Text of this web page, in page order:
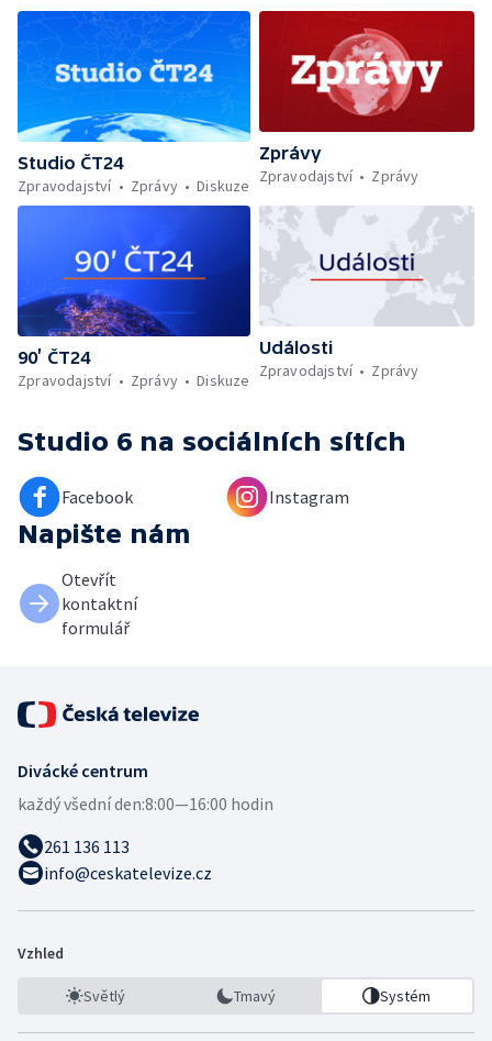
Studio ČT24
Zpravodajství
Zprávy Diskuze
Zprávy
Zpravodajství
Zprávy
90’ ČT24
Zpravodajství
Zprávy Diskuze
Události
Zpravodajství
Zprávy
Studio 6 na sociálních sítích
Facebook Instagram
Napište nám
Otevřít
kontaktní
formulář
Divácké centrum
každý všední den:8:00—16:00 hodin
261 136 113
info@ceskatelevize.cz
Vzhled
Světlý Tmavý Systém